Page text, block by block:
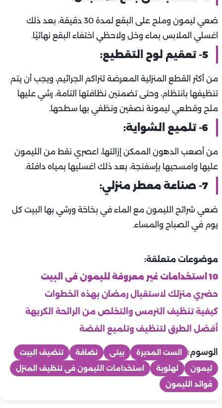
ضعي ليمون وملح على البقع لمدة 30 دقيقة، بعد ذلك
اغسلي الملابس بماء وخل ولاحظي اختفاء البقع نهائيًا.
5- تعقيم لوح التقطيع:
من أكثر القطع المنزلية المعرضة لتراكم الجراثيم، ويجب أن يتم
تنظيفها بانتظام، وحتى تضمنين نظافتها التامة، رشي عليها
ملح وقطعي ليمونة نصفين ونظفي بها سطحها.
6- تلميع الشواية:
من أصعب الدهون الممكن إزالتها، اعصري نقط من الليمون
عليها وامسحيها بإسفنجة، بعد ذلك اغسليها بمياه دافئة.
7- صناعة معطر منزلي:
ضعي شرائح الليمون مع الماء في بخاخة ورشي بها البيت كل
يوم في الصباح والمساء.
موضوعات متعلقة:
10 استخدامات غير معروفة لليمون فى البيت
حضري منزلك لاستقبال رمضان بهذه الخطوات
كيفية تنظيف الترمس والتخلص من الرائحة الكريهة
أفضل الطرق لتنظيف وتلميع الفضة
الوسوم: الست المدبرة بيتى نضافة
تنضيف البيت
ليمون
لهلوبة
استخدامات الليمون فى تنظيف المنزل
فوائد الليمون